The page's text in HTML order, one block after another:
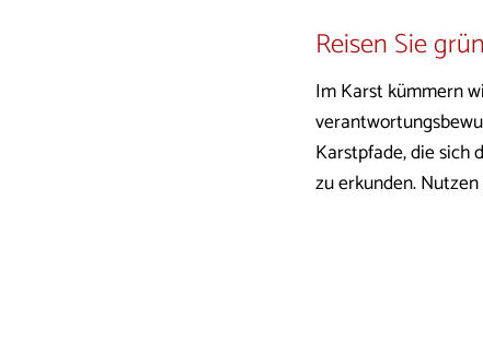
Reisen Sie
Im Karst kümmern
Karstpfade, die sich
zu erkunden.